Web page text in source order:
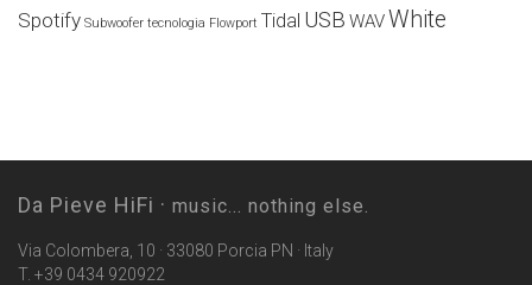
Spotify Subwoofer tecnologia Flowport Tidal USB WAVWhite
Da Pieve HiFi · music... nothing else.
Via Colombera, 10 · 33080 Porcia PN · Italy
T. +39 0434 920922